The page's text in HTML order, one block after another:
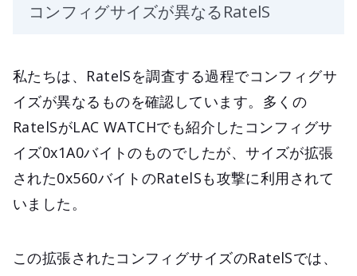
コンフィグサイズが異なるRatelS
私たちは、RatelSを調査する過程でコンフィグサ
イズが異なるものを確認しています。多くの
RatelSがLAC WATCHでも紹介したコンフィグサ
イズ0x1A0バイトのものでしたが、サイズが拡張
された0x560バイトのRatelSも攻撃に利用されて
いました。
この拡張されたコンフィグサイズのRatelSでは、